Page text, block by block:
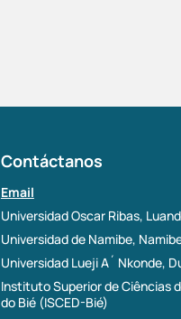
Contáctanos
Email
Universidad Oscar Ribas,
Universidad de Namibe,
Universidad Lueji A´ Nkonde,
Instituto Superior de Ciências
do Bié (ISCED-Bié)